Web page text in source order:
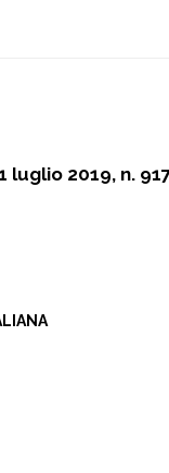
luglio 2019, n.